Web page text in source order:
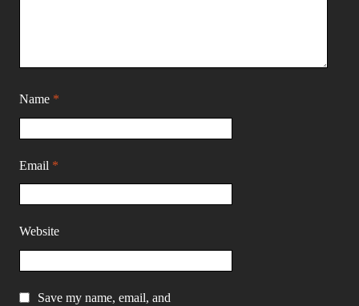
Name *
Email *
Website
Save my name, email, and